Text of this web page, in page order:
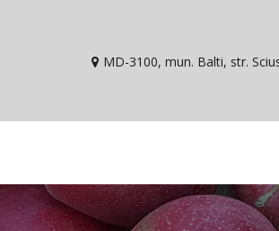
MD-3100, mun. Balti, str.